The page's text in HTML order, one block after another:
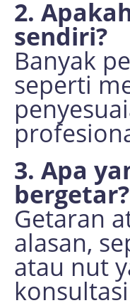
2.
sendiri?
Banyak
seperti
3. Apa
bergetar?
Getaran
alasan,
atau nut